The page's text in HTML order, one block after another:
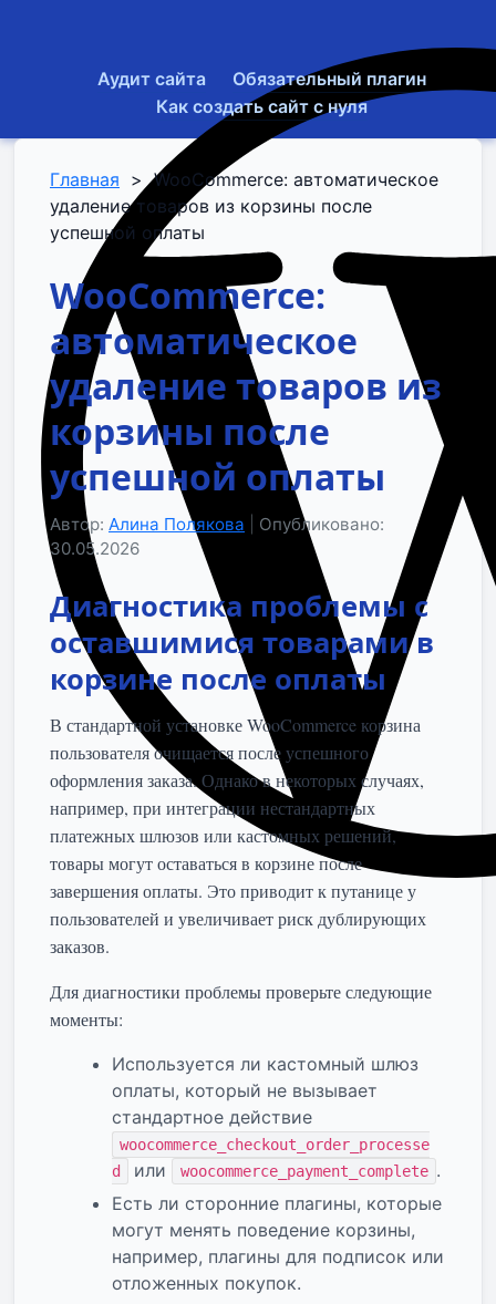
Аудит сайта
Обязательный плагин
Как создать сайт с нуля
Главная >WooCommerce: автоматическое
удаление товаров из корзины после
успешной оплаты
WooCommerce:
автоматическое
удаление товаров из
корзины после
успешной оплаты
Автор: Алина Полякова
Опубликовано:
30.05.2026
Диагностика проблемы с
оставшимися товарами в
корзине после оплаты
В стандартной установке WooCommerce корзина
пользователя очищается после успешного
оформления заказа. Однако в некоторых случаях,
например, при интеграции нестандартных
платежных шлюзов или кастомных решений,
товары могут оставаться в корзине после
завершения оплаты. Это приводит к путанице у
пользователей и увеличивает риск дублирующих
заказов.
Для диагностики проблемы проверьте следующие
моменты:
Используется ли кастомный шлюз
оплаты, который не вызывает
стандартное действие
woocommerce_checkout_order_processe
d
или woocommerce_payment_complete .
Есть ли сторонние плагины, которые
могут менять поведение корзины,
например, плагины для подписок или
отложенных покупок.